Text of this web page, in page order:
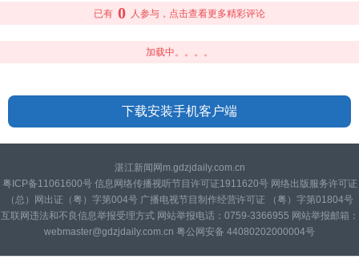
已有 0 人参与，点击查看更多精彩评论
加载中。。。。
下载安装手机客户端
湛江新闻网m.gdzjdaily.com.cn
粤ICP备11061600号 信息网络传播视听节目许可证1911620号 网络出版服务许可证
（总）网出证（粤）字第004号 广播电视节目制作经营许可证 （粤）字第01804号
互联网违法和不良信息举报受理方式 网站举报电话：0759-3366955 网站举报邮箱：
webmaster@gdzjdaily.com.cn 粤公网安备 44080202000004号